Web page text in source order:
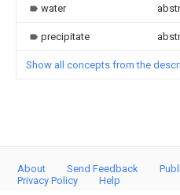
water
precipitate
Show all concepts from the
About Send Feedback
Privacy Policy
Help